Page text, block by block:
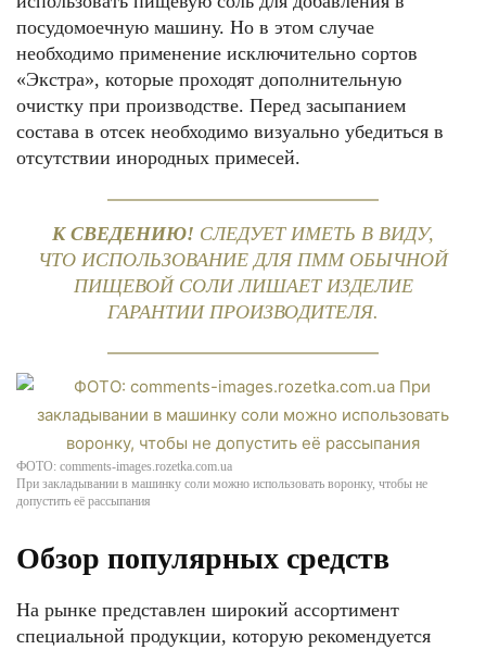
посудомоечную машину. Но в этом случае
необходимо применение исключительно сортов
«Экстра», которые проходят дополнительную
очистку при производстве. Перед засыпанием
состава в отсек необходимо визуально убедиться в
отсутствии инородных примесей.
К СВЕДЕНИЮ! СЛЕДУЕТ ИМЕТЬ В ВИДУ,
ЧТО ИСПОЛЬЗОВАНИЕ ДЛЯ ПММ ОБЫЧНОЙ
ПИЩЕВОЙ СОЛИ ЛИШАЕТ ИЗДЕЛИЕ
ГАРАНТИИ ПРОИЗВОДИТЕЛЯ.
ФОТО: comments-images.rozetka.com.ua
При закладывании в машинку соли можно использовать воронку, чтобы не
допустить её рассыпания
Обзор популярных средств
На рынке представлен широкий ассортимент
специальной продукции, которую рекомендуется